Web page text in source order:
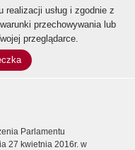
usług i zgodnie z
przechowywania lub
przeglądarce.
Parlamentu
27 kwietnia 2016r. w